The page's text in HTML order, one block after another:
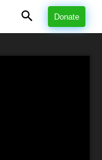
Donate